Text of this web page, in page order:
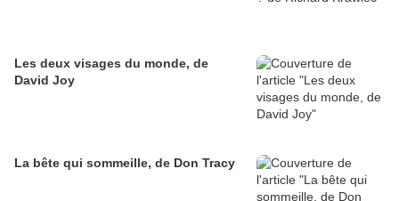
Les deux visages du monde, de
David Joy
La bête qui sommeille, de Don Tracy